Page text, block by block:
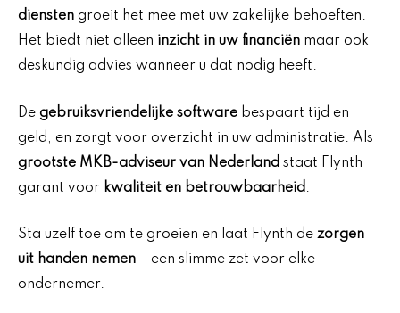
diensten groeit het mee met uw zakelijke behoeften.
Het biedt niet alleen inzicht in uw financiën maar ook
deskundig advies wanneer u dat nodig heeft.
De gebruiksvriendelijke software bespaart tijd en
geld, en zorgt voor overzicht in uw administratie. Als
grootste MKB-adviseur van Nederland staat Flynth
garant voor kwaliteit en betrouwbaarheid .
Sta uzelf toe om te groeien en laat Flynth de zorgen
uit handen nemen – een slimme zet voor elke
ondernemer.